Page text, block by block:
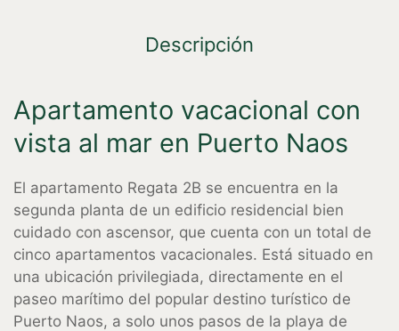
Descripción
Apartamento vacacional con
vista al mar en Puerto Naos
El apartamento Regata 2B se encuentra en la
segunda planta de un edificio residencial bien
cuidado con ascensor, que cuenta con un total de
cinco apartamentos vacacionales. Está situado en
una ubicación privilegiada, directamente en el
paseo marítimo del popular destino turístico de
Puerto Naos, a solo unos pasos de la playa de